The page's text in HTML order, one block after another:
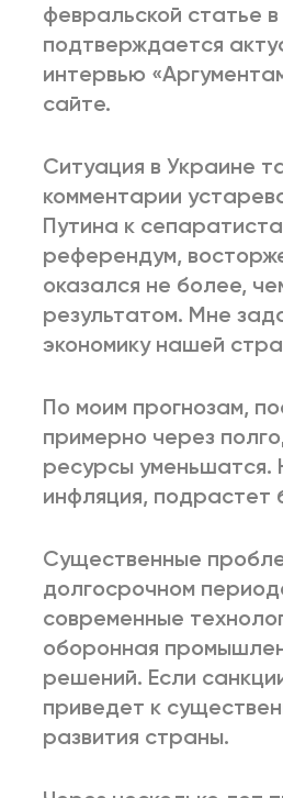
февральской статье
подтверждается
интервью
сайте.
Ситуация в Украине
комментарии
Путина к
референдум,
оказался не более,
результатом. Мне
экономику нашей
По моим прогнозам,
примерно через
ресурсы уменьшатся.
инфляция, подрастет
Существенные
долгосрочном
современные
оборонная
решений. Если
приведет к
развития страны.